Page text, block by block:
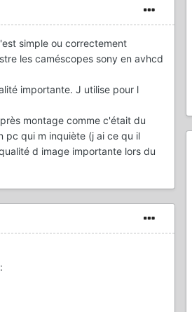
simple ou correctement
les caméscopes sony en avhcd
importante. J utilise pour l
montage comme c'était du
pc qui m inquiète (j ai ce qu il
d image importante lors du